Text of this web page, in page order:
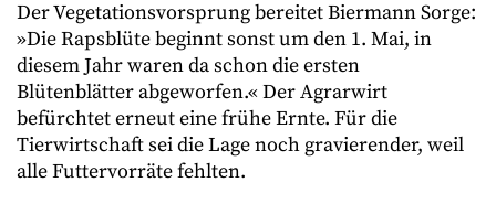
Der Vegetationsvorsprung bereitet Biermann Sorge:
»Die Rapsblüte beginnt sonst um den 1. Mai, in
diesem Jahr waren da schon die ersten
Blütenblätter abgeworfen.« Der Agrarwirt
befürchtet erneut eine frühe Ernte. Für die
Tierwirtschaft sei die Lage noch gravierender, weil
alle Futtervorräte fehlten.